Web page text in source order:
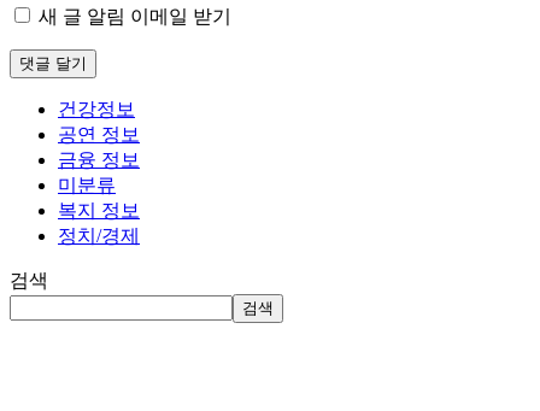
새 글 알림 이메일 받기
건강정보
공연 정보
금융 정보
미분류
복지 정보
정치/경제
검색
검색